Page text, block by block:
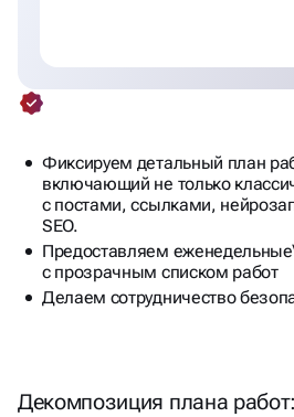
Фиксируем детальный план
включающий не только
с постами, ссылками,
SEO.
Предоставляем
с прозрачным списком работ
Делаем сотрудничество
Декомпозиция плана работ: